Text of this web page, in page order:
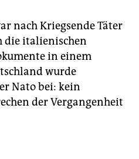
nach Kriegsende Täter
die italienischen
in einem
wurde
Nato bei: kein
der Vergangenheit